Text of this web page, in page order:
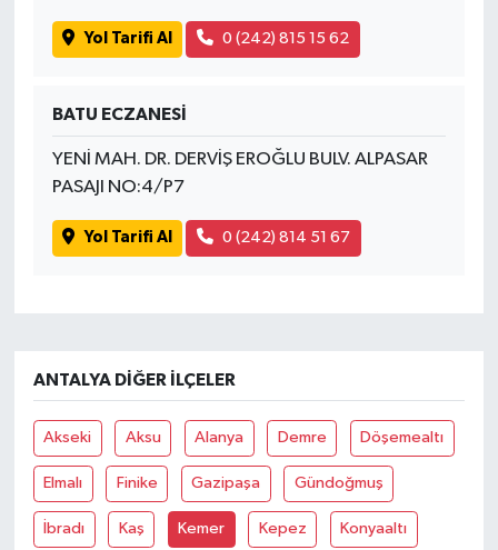
Yol Tarifi Al 0 (242) 815 15 62
BATU ECZANESİ
YENİ MAH. DR. DERVİŞ EROĞLU BULV. ALPASAR
PASAJI NO:4/P7
Yol Tarifi Al 0 (242) 814 51 67
ANTALYA DIĞER İLÇELER
Akseki Aksu Alanya Demre Döşemealtı
Elmalı Finike Gazipaşa Gündoğmuş
İbradı Kaş Kemer Kepez Konyaaltı